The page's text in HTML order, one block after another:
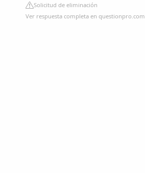
Solicitud de eliminación
Ver respuesta completa en questionpro.com